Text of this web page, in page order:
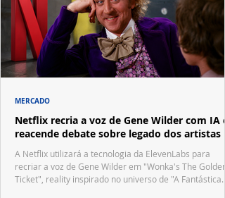
Netflix recria a voz de Gene Wilder com IA e
reacende debate sobre legado dos artistas
A Netflix utilizará a tecnologia da ElevenLabs para
recriar a voz de Gene Wilder em "Wonka's The Golden
Ticket", reality inspirado no universo de "A Fantástica
MERCADO